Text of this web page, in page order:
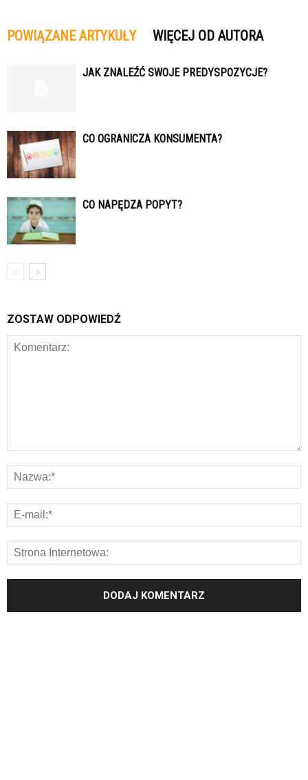
POWIĄZANE ARTYKUŁY WIĘCEJ OD AUTORA
JAK ZNALEŹĆ SWOJE PREDYSPOZYCJE?
CO OGRANICZA KONSUMENTA?
CO NAPĘDZA POPYT?
ZOSTAW ODPOWIEDŹ